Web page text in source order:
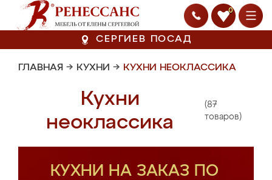
0
СЕРГИЕВ ПОСАД
ГЛАВНАЯ → КУХНИ → КУХНИ НЕОКЛАССИКА
Кухни
неоклассика
(87
товаров)
КУХНИ НА ЗАКАЗ ПО